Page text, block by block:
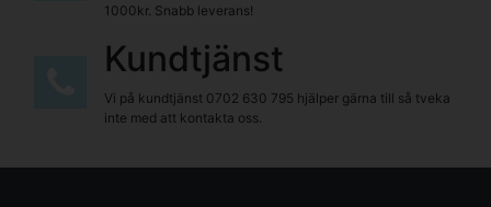
1000kr. Snabb leverans!
Kundtjänst
Vi på kundtjänst 0702 630 795 hjälper gärna till så tveka
inte med att kontakta oss.